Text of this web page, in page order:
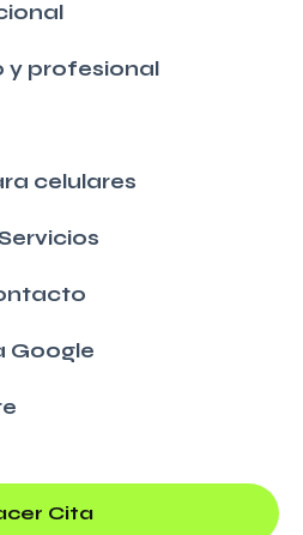
y profesional
celulares
Google
Cita